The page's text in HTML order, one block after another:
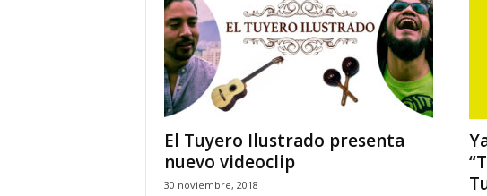
El Tuyero Ilustrado presenta
nuevo videoclip
30 noviembre, 2018